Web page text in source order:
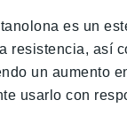
es un
resistencia, así
un aumento
usarlo con